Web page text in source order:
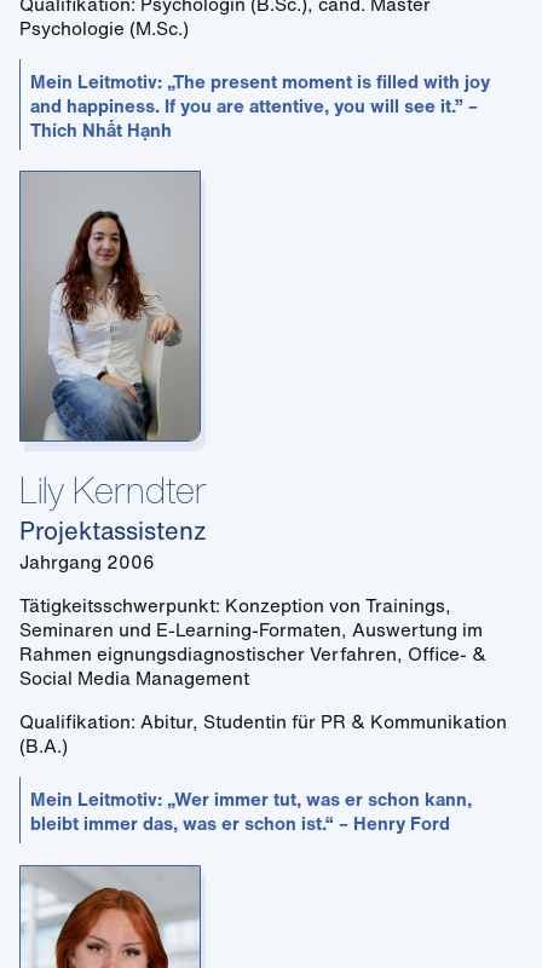
Psychologie (M.Sc.)
Mein Leitmotiv: „The present moment is filled with joy
and happiness. If you are attentive, you will see it.” –
Thích Nhất Hạnh
Lily Kerndter
Projektassistenz
Jahrgang 2006
Tätigkeitsschwerpunkt: Konzeption von Trainings,
Seminaren und E-Learning-Formaten, Auswertung im
Rahmen eignungsdiagnostischer Verfahren, Office- &
Social Media Management
Qualifikation: Abitur, Studentin für PR & Kommunikation
(B.A.)
Mein Leitmotiv: „Wer immer tut, was er schon kann,
bleibt immer das, was er schon ist.“ – Henry Ford